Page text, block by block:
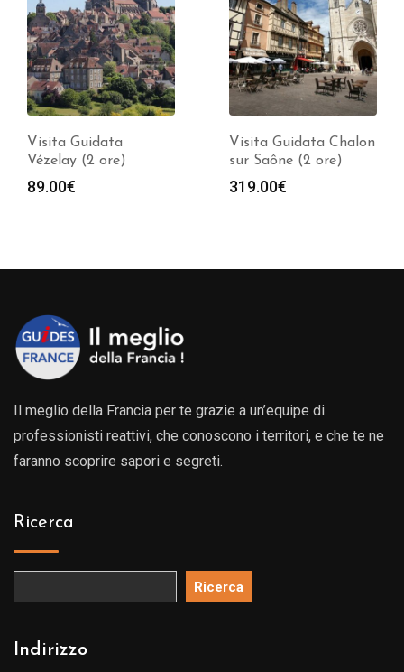
Visita Guidata
Vézelay (2 ore)
89.00€
Visita Guidata Chalon
sur Saône (2 ore)
319.00€
Il meglio della Francia per te grazie a un’equipe di
professionisti reattivi, che conoscono i territori, e che te ne
faranno scoprire sapori e segreti.
Ricerca
Ricerca
Indirizzo